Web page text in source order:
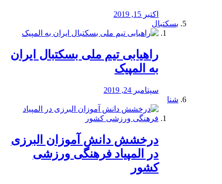
اکتبر 15, 2019
بسکتبال
راهیابی تیم ملی بسکتبال ایران
به المپیک
سپتامبر 24, 2019
شنا
درخشش دانش آموزان البرزی
در المپیاد فرهنگی ورزشی
کشور